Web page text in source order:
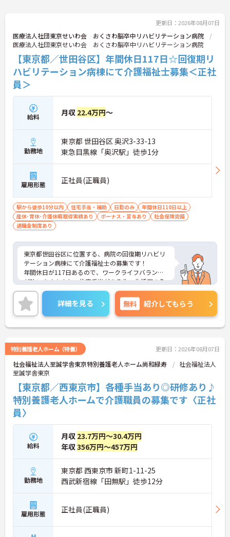
更新日：2026年08月07日
医療法人社団東京せいわ会 おくさわ脳卒中リハビリテーション病院
医療法人社団東京せいわ会 おくさわ脳卒中リハビリテーション病院
【東京都／世田谷区】年間休日117日☆回復期リ
ハビリテーション病棟にて介護福祉士募集＜正社
員＞
給料 月収 22.4万円～
勤務地
東京都 世田谷区 奥沢3-33-13
東急目黒線「奥沢駅」徒歩1分
雇用形態 正社員(正職員)
駅から徒歩10分以内 住宅手当・補助 日勤のみ
年間休日110日以上
産休･育休･介護休暇取得実績あり
ボーナス・賞与あり
社会保険完備
退職金制度あり
東京都世田谷区に位置する、病院の回復期リハビリ
テーション病棟にて介護福祉士の募集です！
年間休日が117日あるので、ワークライフバランス
が叶います☆また、住宅手当がある為、生活面の負
担を軽減し、安心して長く勤務していただけます♪
さらに、駅から徒歩1分の好立地なので通勤らくら
くです◎ご興味のある方には、面接対策ポイントな
ど、さらに詳細をお話しいたしますのでお気軽にご
相談ください！
詳細を見る 無料 紹介してもらう
特別養護老人ホーム（特養） 更新日：2026年08月07日
社会福祉法人至誠学舎東京特別養護老人ホーム尚和緑寿
社会福祉法人
至誠学舎東京
【東京都／西東京市】各種手当あり◎研修あり♪
特別養護老人ホームで介護職員の募集です〈正社
員〉
給料
月収 23.7万円～30.4万円
年収356万円～457万円
勤務地
東京都 西東京市 新町1-11-25
西武新宿線「田無駅」徒歩12分
雇用形態 正社員(正職員)